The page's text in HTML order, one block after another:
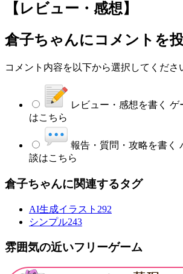
【レビュー・感想】
倉子ちゃんにコメントを
コメント内容を以下から選択してくださ
レビュー・感想を書く ゲ
はこちら
報告・質問・攻略を書く
談はこちら
倉子ちゃんに関連するタグ
AI生成イラスト 292
シンプル243
雰囲気の近いフリーゲーム